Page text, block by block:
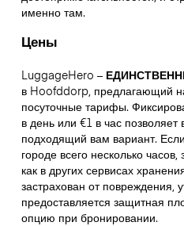
именно там.
Цены
LuggageHero –
в Hoofddorp, предлагающий
посуточные тарифы.
в день или €1 в час
подходящий вам вариант.
городе всего несколько
как в других сервисах
застрахован от повреждения,
предоставляется защитная
опцию при бронировании.